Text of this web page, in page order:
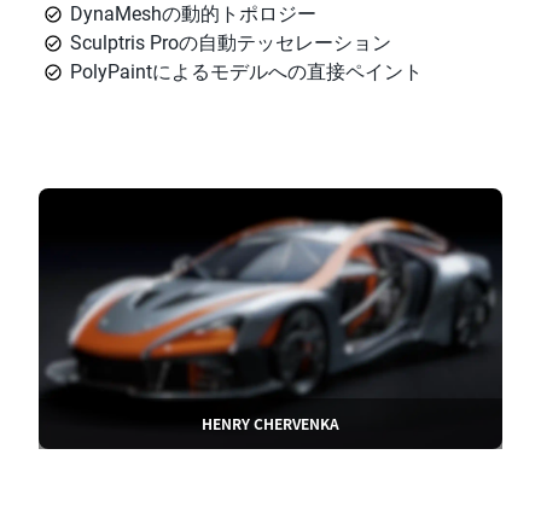
DynaMeshの動的トポロジー
Sculptris Proの自動テッセレーション
PolyPaintによるモデルへの直接ペイント
HENRY CHERVENKA